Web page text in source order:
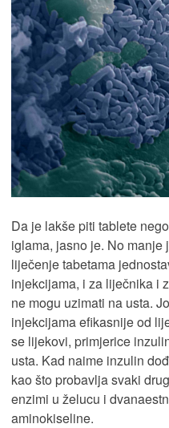
Da je lakše piti tablete
iglama, jasno je. No manje
liječenje tabetama
injekcijama, i za liječnika i
ne mogu uzimati na usta.
injekcijama efikasnije od
se lijekovi, primjerice
usta. Kad naime inzulin
kao što probavlja svaki
enzimi u želucu i
aminokiseline.